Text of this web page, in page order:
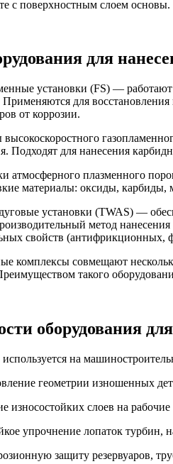
с поверхностным слоем
для
установки (FS) —
Применяются для
от коррозии.
Подходят для нанесения
атмосферного плазменного
материалы: оксиды,
установки (TWAS) —
метод
свойств (антифрикционных,
комплексы совмещают
такого
оборудования
на
геометрии изношенных
износостойких слоев на
упрочнение лопаток турбин,
защиту резервуаров,